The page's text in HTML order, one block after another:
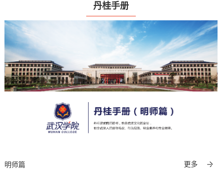
丹桂手册
明师篇 更多